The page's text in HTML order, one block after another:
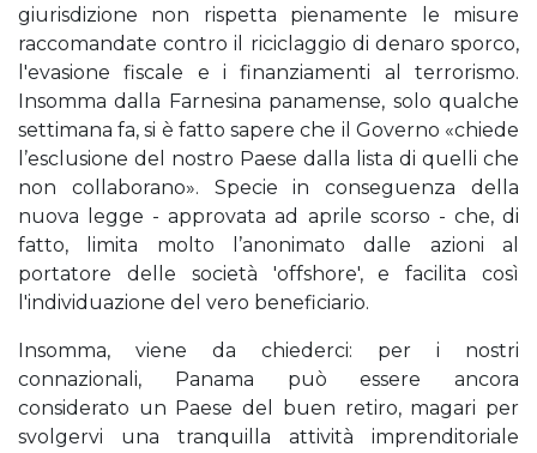
giurisdizione non rispetta pienamente le misure
raccomandate contro il riciclaggio di denaro sporco,
l'evasione fiscale e i finanziamenti al terrorismo.
Insomma dalla Farnesina panamense, solo qualche
settimana fa, si è fatto sapere che il Governo «chiede
l’esclusione del nostro Paese dalla lista di quelli che
non collaborano». Specie in conseguenza della
nuova legge - approvata ad aprile scorso - che, di
fatto, limita molto l’anonimato dalle azioni al
portatore delle società 'offshore', e facilita così
l'individuazione del vero beneficiario.
Insomma, viene da chiederci: per i nostri
connazionali, Panama può essere ancora
considerato un Paese del buen retiro, magari per
svolgervi una tranquilla attività imprenditoriale